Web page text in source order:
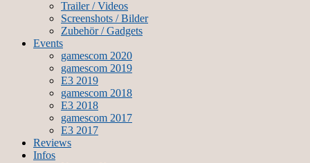
Trailer / Videos
Screenshots / Bilder
Zubehör / Gadgets
Events
gamescom 2020
gamescom 2019
E3 2019
gamescom 2018
E3 2018
gamescom 2017
E3 2017
Reviews
Infos